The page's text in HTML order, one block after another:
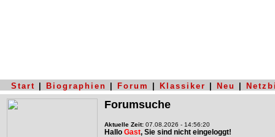
Start Biographien Forum Klassiker Neu
Forumsuche
Aktuelle Zeit: 07.08.2026 - 14:56:20
Hallo Gast, Sie sind nicht eingeloggt!